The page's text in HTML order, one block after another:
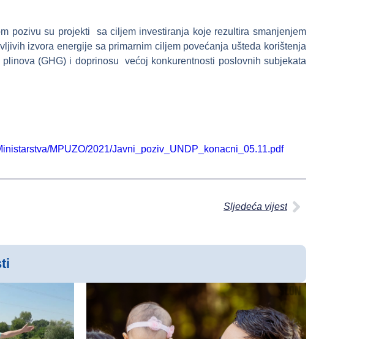
pozivu su projekti sa ciljem investiranja koje rezultira smanjenjem
izvora energije sa primarnim ciljem povećanja ušteda korištenja
(GHG) i doprinosu većoj konkurentnosti poslovnih subjekata
MPUZO/2021/Javni_poziv_UNDP_konacni_05.11.pdf
Sljedeća vijest